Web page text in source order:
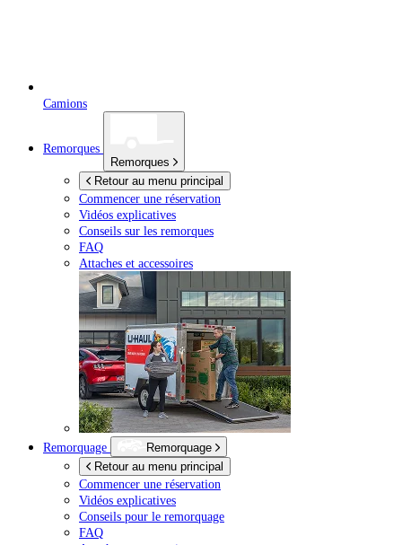
Camions
Remorques
Remorques
Retour au menu principal
Commencer une réservation
Vidéos explicatives
Conseils sur les remorques
FAQ
Attaches et accessoires
Remorquage
Remorquage
Retour au menu principal
Commencer une réservation
Vidéos explicatives
Conseils pour le remorquage
FAQ